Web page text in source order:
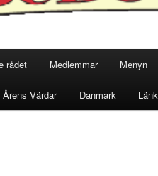
rådet Medlemmar Menyn
Årens Värdar Danmark